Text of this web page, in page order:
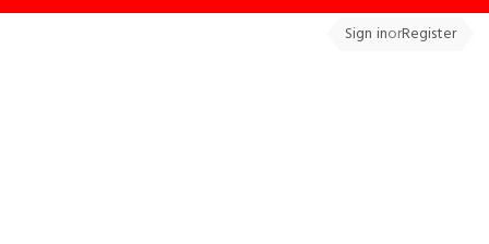
Sign inorRegister